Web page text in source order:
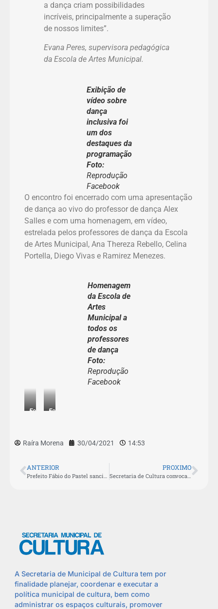
a dança criam possibilidades
incríveis, principalmente a superação
de nossos limites”.
Evana Peres, supervisora pedagógica
da Escola de Artes Municipal.
Exibição de
vídeo sobre
dança
inclusiva foi
um dos
destaques da
programação
Foto:
Reprodução
Facebook
O encontro foi encerrado com uma apresentação
de dança ao vivo do professor de dança Alex
Salles e com uma homenagem, em vídeo,
estrelada pelos professores de dança da Escola
de Artes Municipal, Ana Thereza Rebello, Celina
Portella, Diego Vivas e Ramirez Menezes.
Homenagem
da Escola de
Artes
Municipal a
todos os
professores
de dança
Foto:
Reprodução
Facebook
Fotos: Fotos:
Raíra Morena 30/04/2021 14:53
ANTERIOR PROXIMO
Secretaria de Cultura convoca servidores para lotação fixa na Casa da Flor
A Secretaria de Municipal de Cultura tem por
finalidade planejar, coordenar e executar a
política municipal de cultura, bem como
administrar os espaços culturais, promover